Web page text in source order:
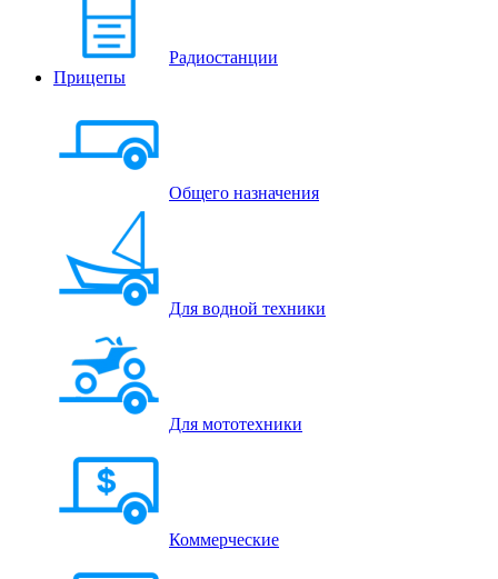
Радиостанции
Прицепы
Общего назначения
Для водной техники
Для мототехники
Коммерческие